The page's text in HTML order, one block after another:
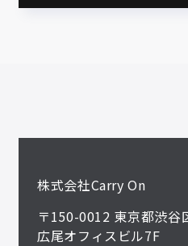
株式会社Carry On
〒150-0012 東京都渋谷
広尾オフィスビル7F